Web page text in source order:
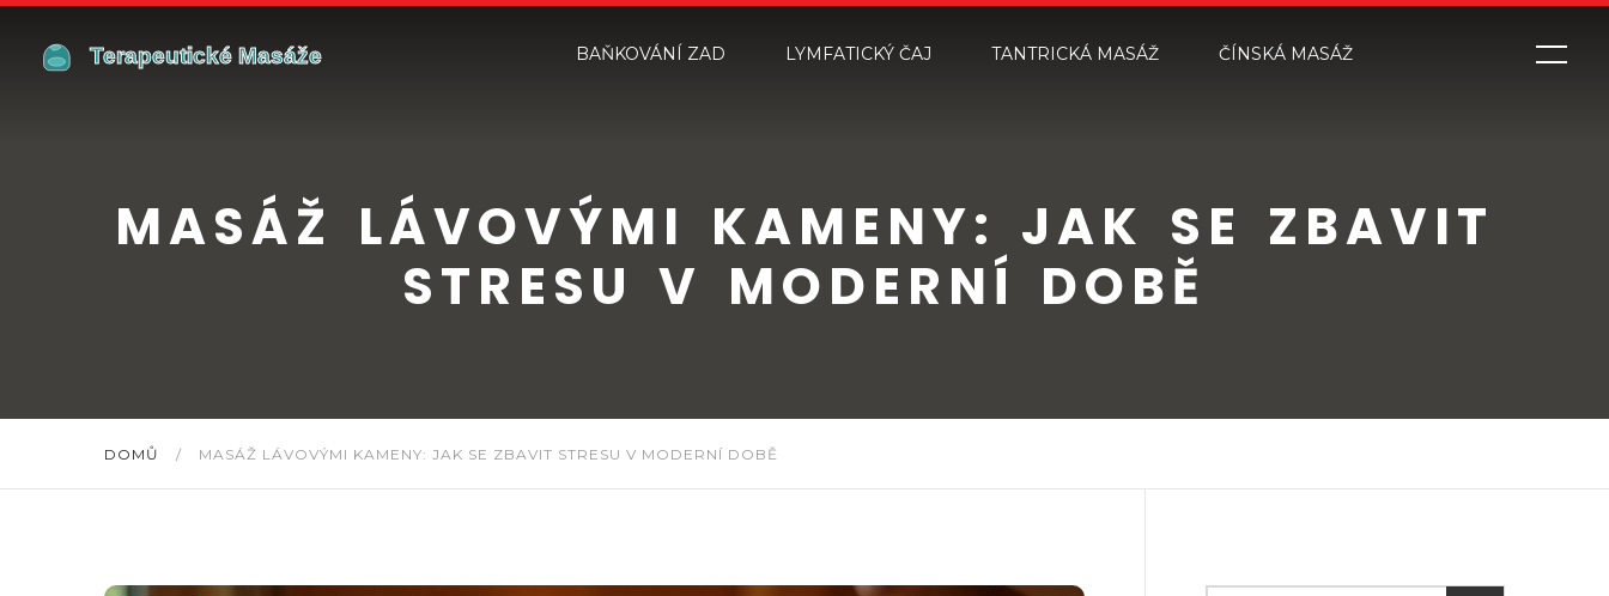
BAŇKOVÁNÍ ZAD LYMFATICKÝ ČAJ TANTRICKÁ MASÁŽ ČÍNSKÁ MASÁŽ
MASÁŽ LÁVOVÝMI KAMENY: JAK SE ZBAVIT
STRESU V MODERNÍ DOBĚ
DOMŮ / MASÁŽ LÁVOVÝMI KAMENY: JAK SE ZBAVIT STRESU V MODERNÍ DOBĚ